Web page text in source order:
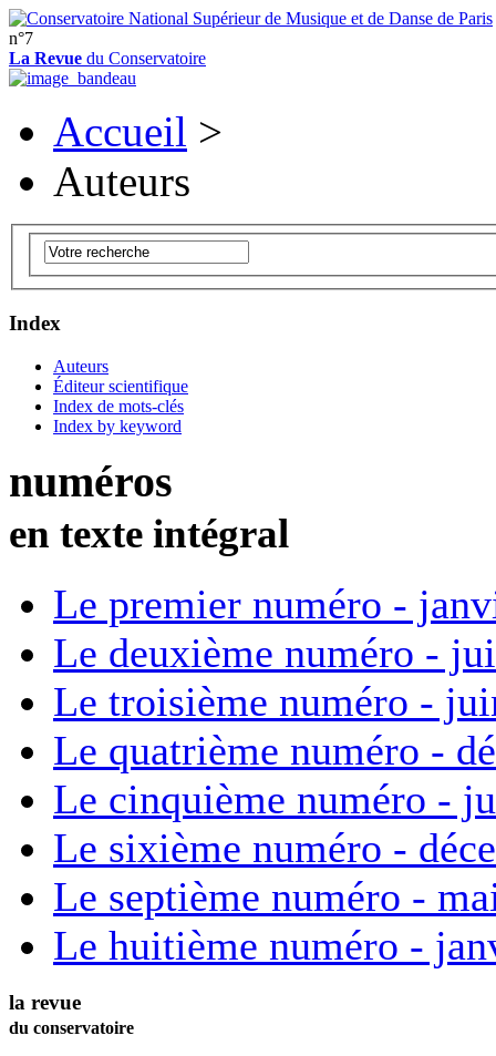
n°7
La Revue du Conservatoire
Accueil >
Auteurs
Index
Auteurs
Éditeur scientifique
Index de mots-clés
Index by keyword
numéros
en texte intégral
Le premier numéro -
Le deuxième numéro -
Le troisième numéro -
Le quatrième numéro -
Le cinquième numéro -
Le sixième numéro -
Le septième numéro -
Le huitième numéro -
la revue
du conservatoire